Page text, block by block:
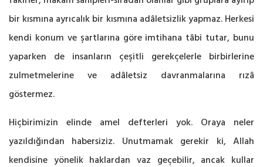
bir kısmına ayrıcalık bir kısmına adâletsizlik yapmaz. Herkesi
kendi konum ve şartlarına göre imtihana tâbi tutar, bunu
yaparken de insanların çeşitli gerekçelerle birbirlerine
zulmetmelerine ve adâletsiz davranmalarına rızâ
göstermez.
Hiçbirimizin elinde amel defterleri yok. Oraya neler
yazıldığından habersiziz. Unutmamak gerekir ki, Allah
kendisine yönelik haklardan vaz geçebilir, ancak kullar